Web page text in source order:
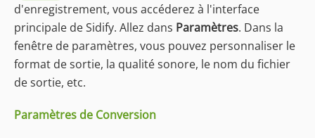
d'enregistrement, vous accéderez à l'interface
principale de Sidify. Allez dans Paramètres. Dans la
fenêtre de paramètres, vous pouvez personnaliser le
format de sortie, la qualité sonore, le nom du fichier
de sortie, etc.
Paramètres de Conversion